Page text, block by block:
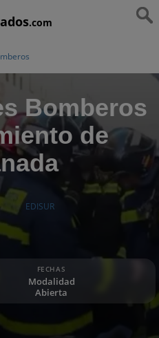
.com
Bomberos
de
EDISUR
FECHAS
Modalidad
Abierta